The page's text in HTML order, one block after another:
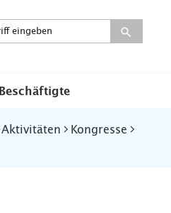
Beschäftigte
Aktivitäten
Kongresse